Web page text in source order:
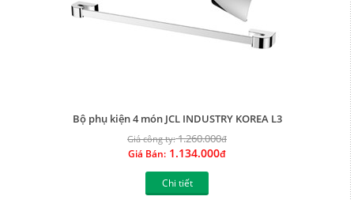
Bộ phụ kiện 4 món JCL INDUSTRY KOREA L3
Giá công ty:1.260.000đ
Giá Bán: 1.134.000đ
Chi tiết